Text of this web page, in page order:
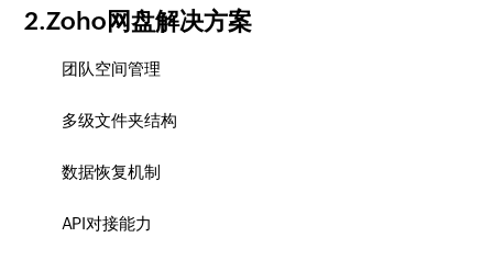
2.Zoho网盘解决方案
团队空间管理
多级文件夹结构
数据恢复机制
API对接能力